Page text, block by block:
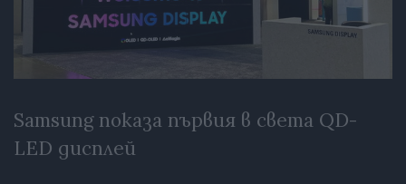
Samsung показа първия в света QD-
LED дисплей